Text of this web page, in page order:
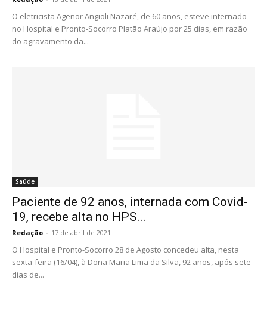
O eletricista Agenor Angioli Nazaré, de 60 anos, esteve internado
no Hospital e Pronto-Socorro Platão Araújo por 25 dias, em razão
do agravamento da...
Saúde
Paciente de 92 anos, internada com Covid-
19, recebe alta no HPS...
Redação - 17 de abril de 2021
O Hospital e Pronto-Socorro 28 de Agosto concedeu alta, nesta
sexta-feira (16/04), à Dona Maria Lima da Silva, 92 anos, após sete
dias de...